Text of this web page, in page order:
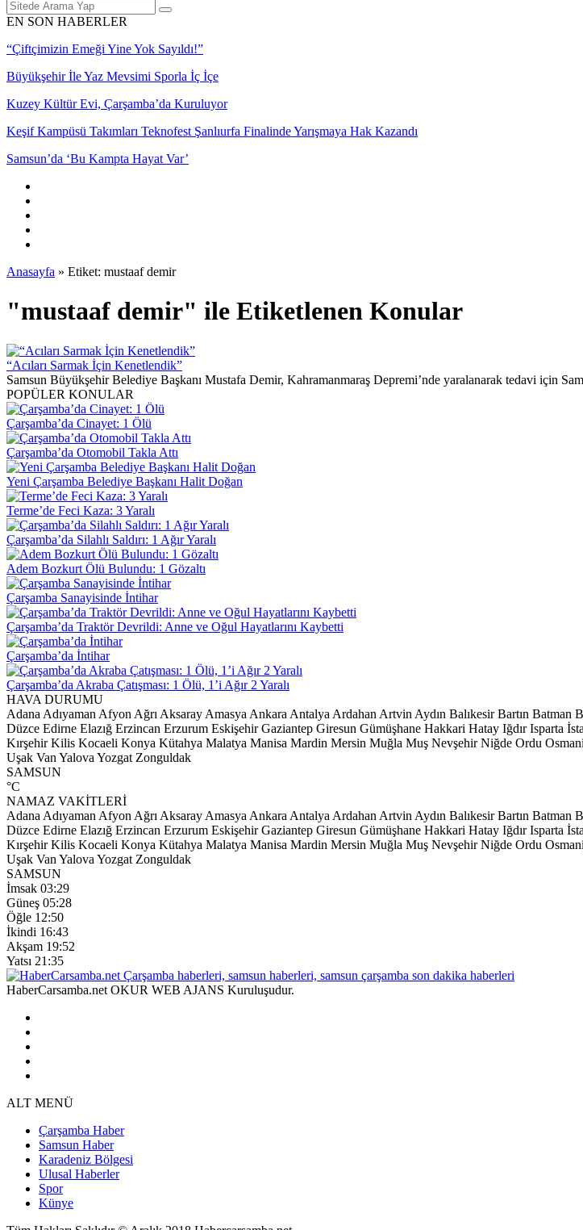
EN SON HABERLER
“Çiftçimizin Emeği Yine Yok Sayıldı!”
Büyükşehir İle Yaz Mevsimi Sporla İç İçe
Kuzey Kültür Evi, Çarşamba’da Kuruluyor
Keşif Kampüsü Takımları Teknofest Şanlıurfa Finalinde Yarışmaya Hak Kazandı
Samsun’da ‘Bu Kampta Hayat Var’
Anasayfa » Etiket: mustaaf demir
"mustaaf demir" ile Etiketlenen Konular
“Acıları Sarmak İçin Kenetlendik”
Samsun Büyükşehir Belediye Başkanı Mustafa Demir, Kahramanmaraş Depremi’nde yaralanarak tedavi için
POPÜLER KONULAR
Çarşamba’da Cinayet: 1 Ölü
Çarşamba’da Otomobil Takla Attı
Yeni Çarşamba Belediye Başkanı Halit Doğan
Terme’de Feci Kaza: 3 Yaralı
Çarşamba’da Silahlı Saldırı: 1 Ağır Yaralı
Adem Bozkurt Ölü Bulundu: 1 Gözaltı
Çarşamba Sanayisinde İntihar
Çarşamba’da Traktör Devrildi: Anne ve Oğul Hayatlarını Kaybetti
Çarşamba’da İntihar
Çarşamba’da Akraba Çatışması: 1 Ölü, 1’i Ağır 2 Yaralı
HAVA DURUMU
Adana Adıyaman Afyon Ağrı Aksaray Amasya Ankara Antalya Ardahan Artvin Aydın Balıkesir Bartın Batman
Düzce Edirne Elazığ Erzincan Erzurum Eskişehir Gaziantep Giresun Gümüşhane Hakkari Hatay Iğdır Isparta
Kırşehir Kilis Kocaeli Konya Kütahya Malatya Manisa Mardin Mersin Muğla Muş Nevşehir Niğde Ordu
Uşak Van Yalova Yozgat Zonguldak
SAMSUN
°C
NAMAZ VAKİTLERİ
Adana Adıyaman Afyon Ağrı Aksaray Amasya Ankara Antalya Ardahan Artvin Aydın Balıkesir Bartın Batman
Düzce Edirne Elazığ Erzincan Erzurum Eskişehir Gaziantep Giresun Gümüşhane Hakkari Hatay Iğdır Isparta
Kırşehir Kilis Kocaeli Konya Kütahya Malatya Manisa Mardin Mersin Muğla Muş Nevşehir Niğde Ordu
Uşak Van Yalova Yozgat Zonguldak
SAMSUN
İmsak 03:29
Güneş 05:28
Öğle 12:50
İkindi 16:43
Akşam 19:52
Yatsı 21:35
HaberCarsamba.net OKUR WEB AJANS Kuruluşudur.
ALT MENÜ
Çarşamba Haber
Samsun Haber
Karadeniz Bölgesi
Ulusal Haberler
Spor
Künye